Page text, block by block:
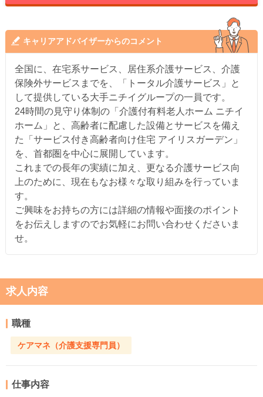
キャリアアドバイザーからのコメント
全国に、在宅系サービス、居住系介護サービス、介護
保険外サービスまでを、「トータル介護サービス」と
して提供している大手ニチイグループの一員です。
24時間の見守り体制の「介護付有料老人ホーム ニチイ
ホーム」と、高齢者に配慮した設備とサービスを備え
た「サービス付き高齢者向け住宅 アイリスガーデン」
を、首都圏を中心に展開しています。
これまでの長年の実績に加え、更なる介護サービス向
上のために、現在もなお様々な取り組みを行っていま
す。
ご興味をお持ちの方には詳細の情報や面接のポイント
をお伝えしますのでお気軽にお問い合わせくださいま
せ。
求人内容
職種
ケアマネ（介護支援専門員）
仕事内容